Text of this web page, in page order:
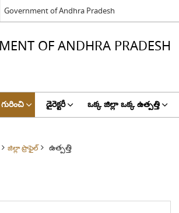
Government of Andhra Pradesh
డైరెక్టరీ ఒక్క జిల్లా ఒక్క ఉత్పత్తి
జిల్లా ప్రొఫైల్ ఉత్పత్తి